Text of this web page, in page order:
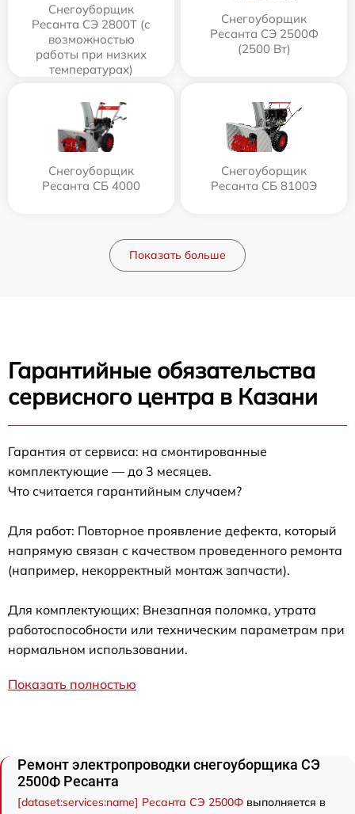
Снегоуборщик
Ресанта СЭ 2800Т (с
возможностью
работы при низких
температурах)
Снегоуборщик
Ресанта СЭ 2500Ф
(2500 Вт)
Снегоуборщик
Ресанта СБ 4000
Снегоуборщик
Ресанта СБ 8100Э
Показать больше
Гарантийные обязательства
сервисного центра в Казани
Гарантия от сервиса: на смонтированные
комплектующие — до 3 месяцев.
Что считается гарантийным случаем?
Для работ: Повторное проявление дефекта, который
напрямую связан с качеством проведенного ремонта
(например, некорректный монтаж запчасти).
Для комплектующих: Внезапная поломка, утрата
работоспособности или техническим параметрам при
нормальном использовании.
Показать полностью
Ремонт электропроводки снегоуборщика СЭ
2500Ф Ресанта
[dataset:services:name] Ресанта СЭ 2500Ф выполняется в